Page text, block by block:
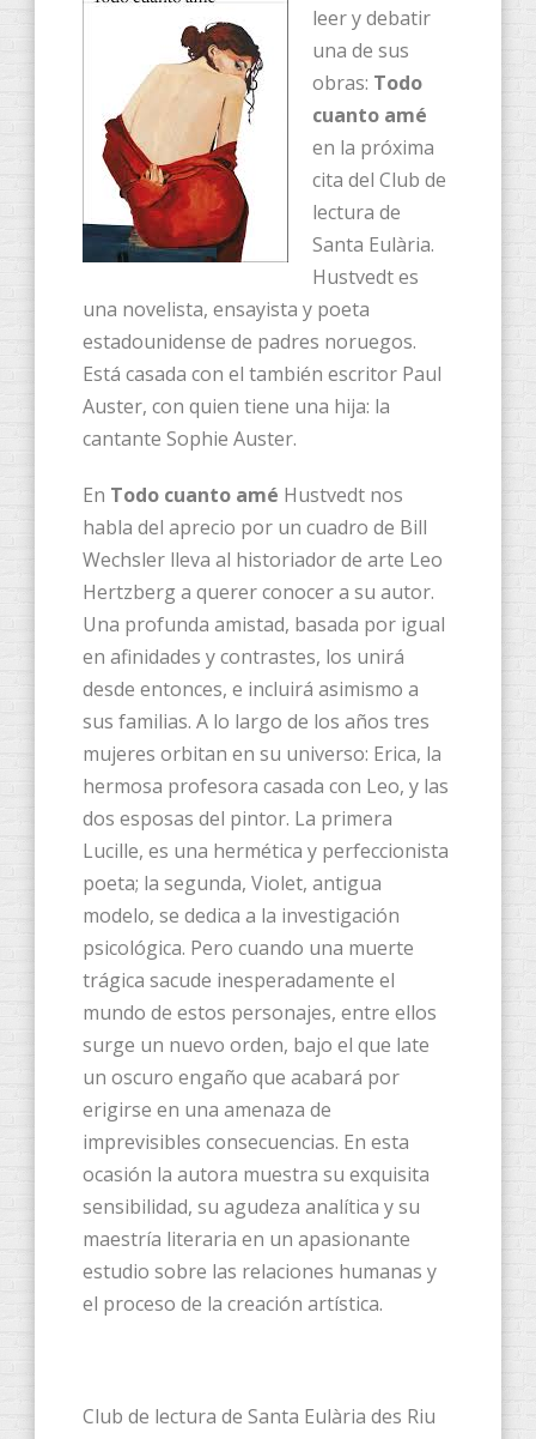
leer y debatir
una de sus
obras: Todo
cuanto amé
en la próxima
cita del Club de
lectura de
Santa Eulària.
Hustvedt es
una novelista, ensayista y poeta ​
estadounidense de padres noruegos.
Está casada con el también escritor Paul
Auster, con quien tiene una hija: la
cantante Sophie Auster.
En Todo cuanto amé Hustvedt nos
habla del aprecio por un cuadro de Bill
Wechsler lleva al historiador de arte Leo
Hertzberg a querer conocer a su autor.
Una profunda amistad, basada por igual
en afinidades y contrastes, los unirá
desde entonces, e incluirá asimismo a
sus familias. A lo largo de los años tres
mujeres orbitan en su universo: Erica, la
hermosa profesora casada con Leo, y las
dos esposas del pintor. La primera
Lucille, es una hermética y perfeccionista
poeta; la segunda, Violet, antigua
modelo, se dedica a la investigación
psicológica. Pero cuando una muerte
trágica sacude inesperadamente el
mundo de estos personajes, entre ellos
surge un nuevo orden, bajo el que late
un oscuro engaño que acabará por
erigirse en una amenaza de
imprevisibles consecuencias. En esta
ocasión la autora muestra su exquisita
sensibilidad, su agudeza analítica y su
maestría literaria en un apasionante
estudio sobre las relaciones humanas y
el proceso de la creación artística.
Club de lectura de Santa Eulària des Riu